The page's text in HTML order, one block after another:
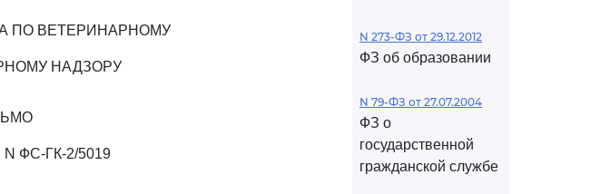
ПО ВЕТЕРИНАРНОМУ
НАДЗОРУ
N ФС-ГК-2/5019
N 273-ФЗ от 29.12.2012
ФЗ об образовании
N 79-ФЗ от 27.07.2004
ФЗ о
государственной
гражданской службе